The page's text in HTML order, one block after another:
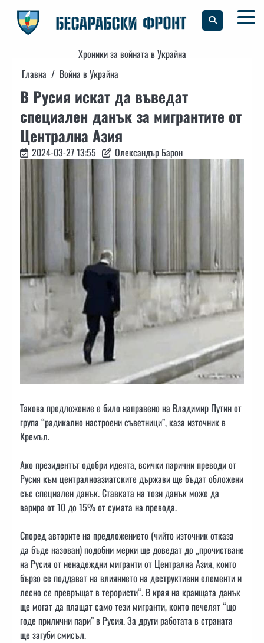
content
Хроники за войната в Украйна
Главна
Война в Украйна
В Русия искат да въведат
специален данък за мигрантите от
Централна Азия
2024-03-27 13:55 Олександър Барон
Такова предложение е било направено на Владимир Путин от
група “радикално настроени съветници”, каза източник в
Кремъл.
Ако президентът одобри идеята, всички парични преводи от
Русия към централноазиатските държави ще бъдат обложени
със специален данък. Ставката на този данък може да
варира от 10 до 15% от сумата на превода.
Според авторите на предложението (чийто източник отказа
да бъде назован) подобни мерки ще доведат до „прочистване
на Русия от ненадеждни мигранти от Централна Азия, които
бързо се поддават на влиянието на деструктивни елементи и
лесно се превръщат в терористи“. В края на краищата данък
ще могат да плащат само тези мигранти, които печелят “що
годе прилични пари” в Русия. За други работата в страната
ще загуби смисъл.